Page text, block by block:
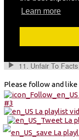
Please follow and like